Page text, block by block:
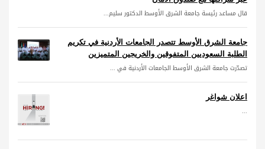
قال مساعد رئيسة جامعة الشرق الأوسط الدكتور سليم...
جامعة الشرق الأوسط تتصدر الجامعات الأردنية في تكريم
الطلبة السعوديين المتفوقين والخريجين المتميزين
تصدّرت جامعة الشرق الأوسط الجامعات الأردنية في ...
اعلان شواغر
...